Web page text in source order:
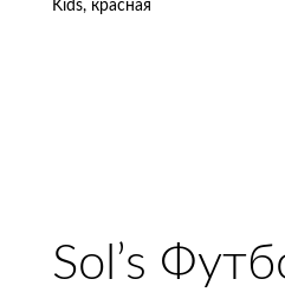
Kids, красная
Sol’s